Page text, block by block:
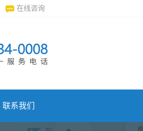
在线咨询
联系我们